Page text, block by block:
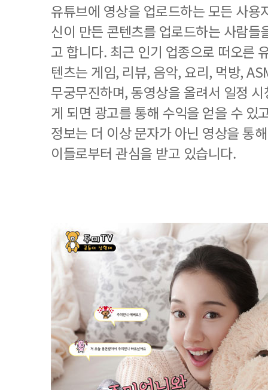
유튜브에 영상을 업로드하는 모든 사용
신이 만든 콘텐츠를 업로드하는 사람들
고 합니다. 최근 인기 업종으로 떠오른
텐츠는 게임, 리뷰, 음악, 요리, 먹방,
무궁무진하며, 동영상을 올려서 일정
게 되면 광고를 통해 수익을 얻을 수 있
정보는 더 이상 문자가 아닌 영상을 통
이들로부터 관심을 받고 있습니다.